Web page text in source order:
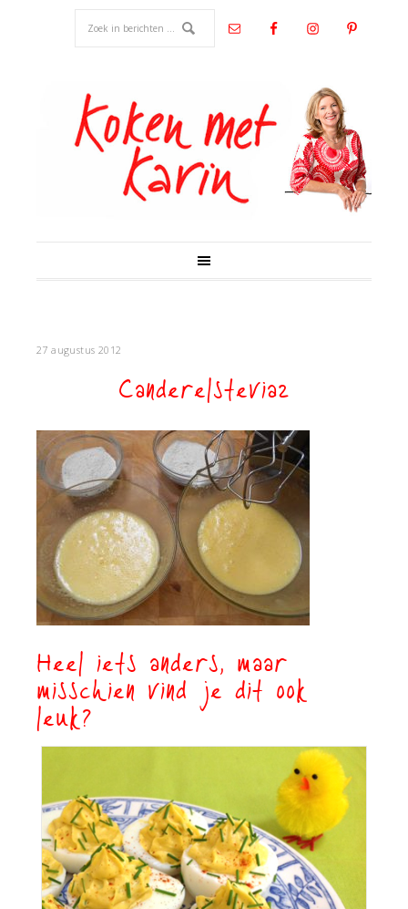
27 augustus 2012
Canderelstevia2
Heel iets anders, maar
misschien vind je dit ook
leuk?